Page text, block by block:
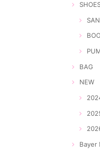
BAG
NEW
Bayer